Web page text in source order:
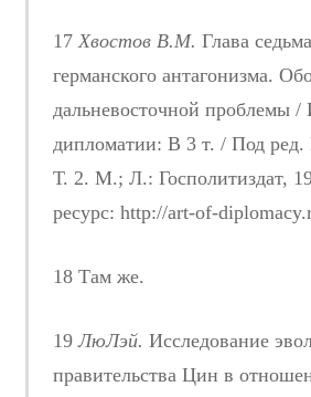
17Хвостов В.М. Глава
германского антагонизма.
дальневосточной проблемы /
дипломатии: В 3 т. / Под
Т. 2. М.; Л.: Госполитиздат,
ресурс: http://art-of-
18 Там же.
19ЛюЛэй. Исследование
правительства Цин в